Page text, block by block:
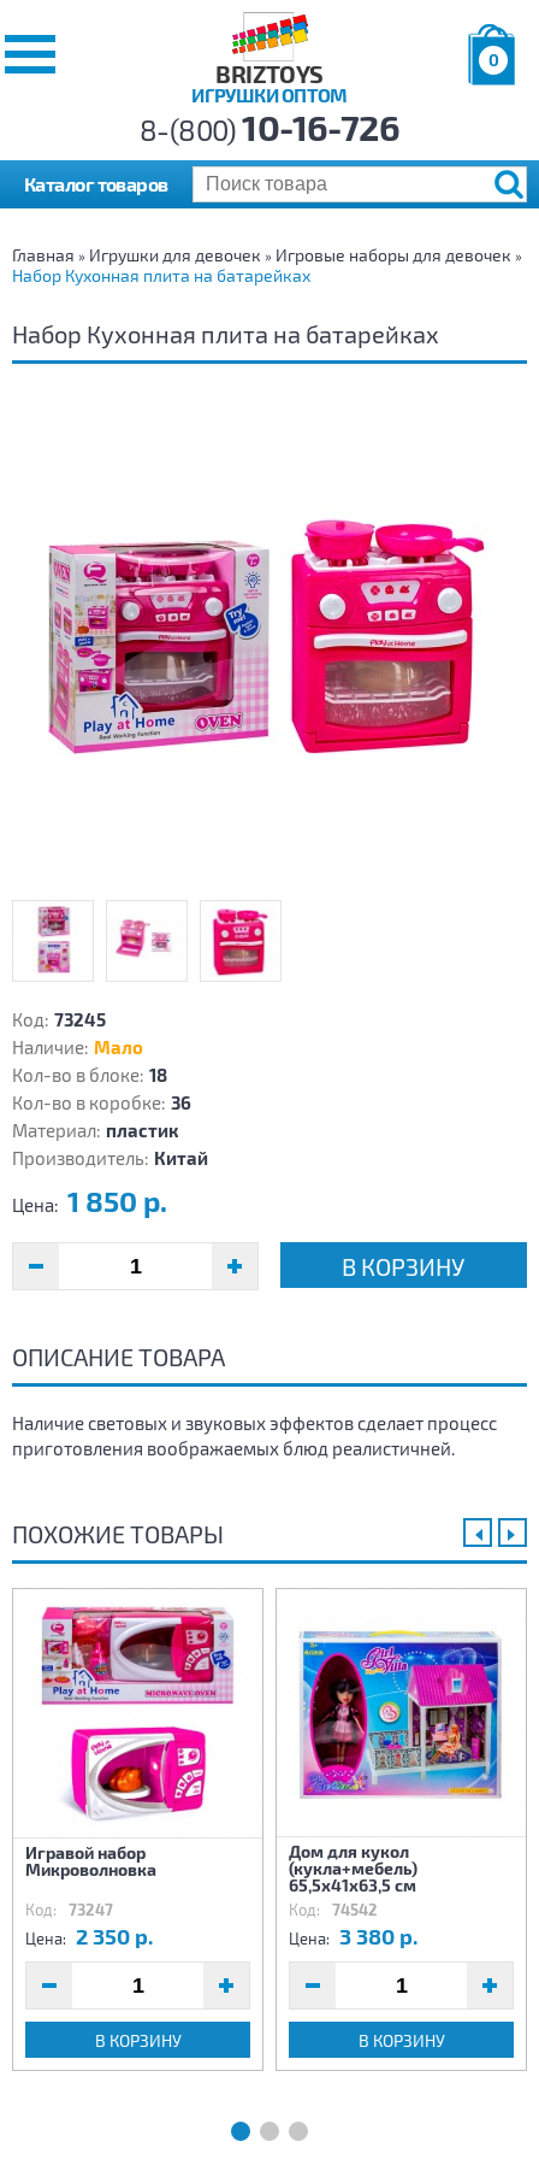
BRIZTOYS
ИГРУШКИ ОПТОМ
0
р.
8-(800)10-16-726
Каталог товаров
Главная » Игрушки для девочек » Игровые наборы для девочек »
Набор Кухонная плита на батарейках
Набор Кухонная плита на батарейках
Код: 73245
Наличие: Мало
Кол-во в блоке: 18
Кол-во в коробке: 36
Материал: пластик
Производитель: Китай
Цена: 1 850 р.
В КОРЗИНУ
ОПИСАНИЕ ТОВАРА
Наличие световых и звуковых эффектов сделает процесс
приготовления воображаемых блюд реалистичней.
ПОХОЖИЕ ТОВАРЫ
Игравой набор
Микроволновка
Код: 73247
Цена: 2 350 р.
В КОРЗИНУ
Дом для кукол
(кукла+мебель)
65,5х41х63,5 см
Код: 74542
Цена: 3 380 р.
В КОРЗИНУ